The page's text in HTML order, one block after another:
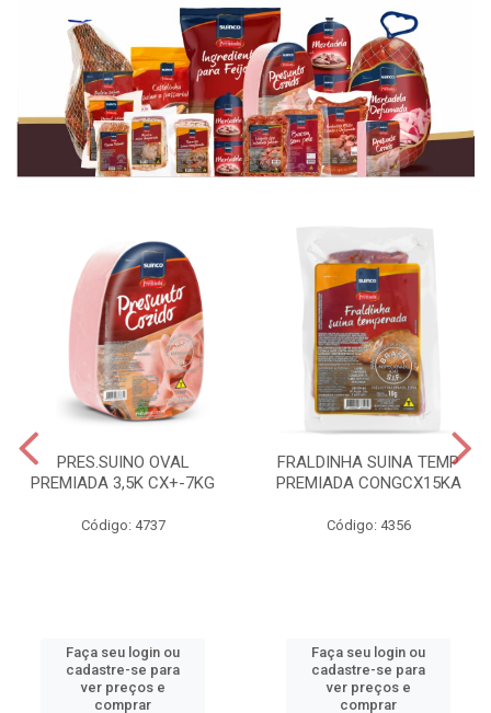
PRES.SUINO OVAL
PREMIADA 3,5K CX+-7KG
Código: 4737
Faça seu login ou
cadastre-se para
ver preços e
comprar
FRALDINHA SUINA TEMP
PREMIADA CONGCX15KA
Código: 4356
Faça seu login ou
cadastre-se para
ver preços e
comprar